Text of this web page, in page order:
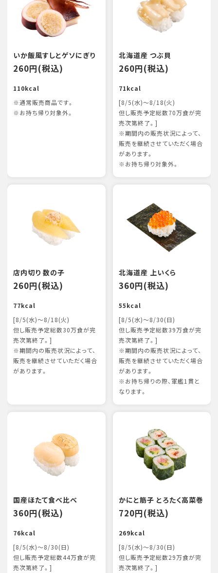
いか飯風すしとゲソにぎり
260円(税込)
110kcal
※通常販売商品です。
※お持ち帰り対象外。
北海道産 つぶ貝
260円(税込)
71kcal
[8/5(水)～8/18(火)
但し販売予定総数70万食が完
売次第終了。]
※期間内の販売状況によって、
販売を継続させていただく場合
があります。
※お持ち帰り対象外。
店内切り 数の子
260円(税込)
77kcal
[8/5(水)～8/18(火)
但し販売予定総数30万食が完
売次第終了。]
※期間内の販売状況によって、
販売を継続させていただく場合
があります。
北海道産 上いくら
360円(税込)
55kcal
[8/5(水)～8/30(日)
但し販売予定総数39万食が完
売次第終了。]
※期間内の販売状況によって、
販売を継続させていただく場合
があります。
※お持ち帰りの際、軍艦1貫と
なります。
国産ほたて食べ比べ
360円(税込)
76kcal
[8/5(水)～8/30(日)
但し販売予定総数44万食が完
売次第終了。]
かにと筋子 とろたく高菜巻
720円(税込)
269kcal
[8/5(水)～8/30(日)
但し販売予定総数29万食が完
売次第終了。]